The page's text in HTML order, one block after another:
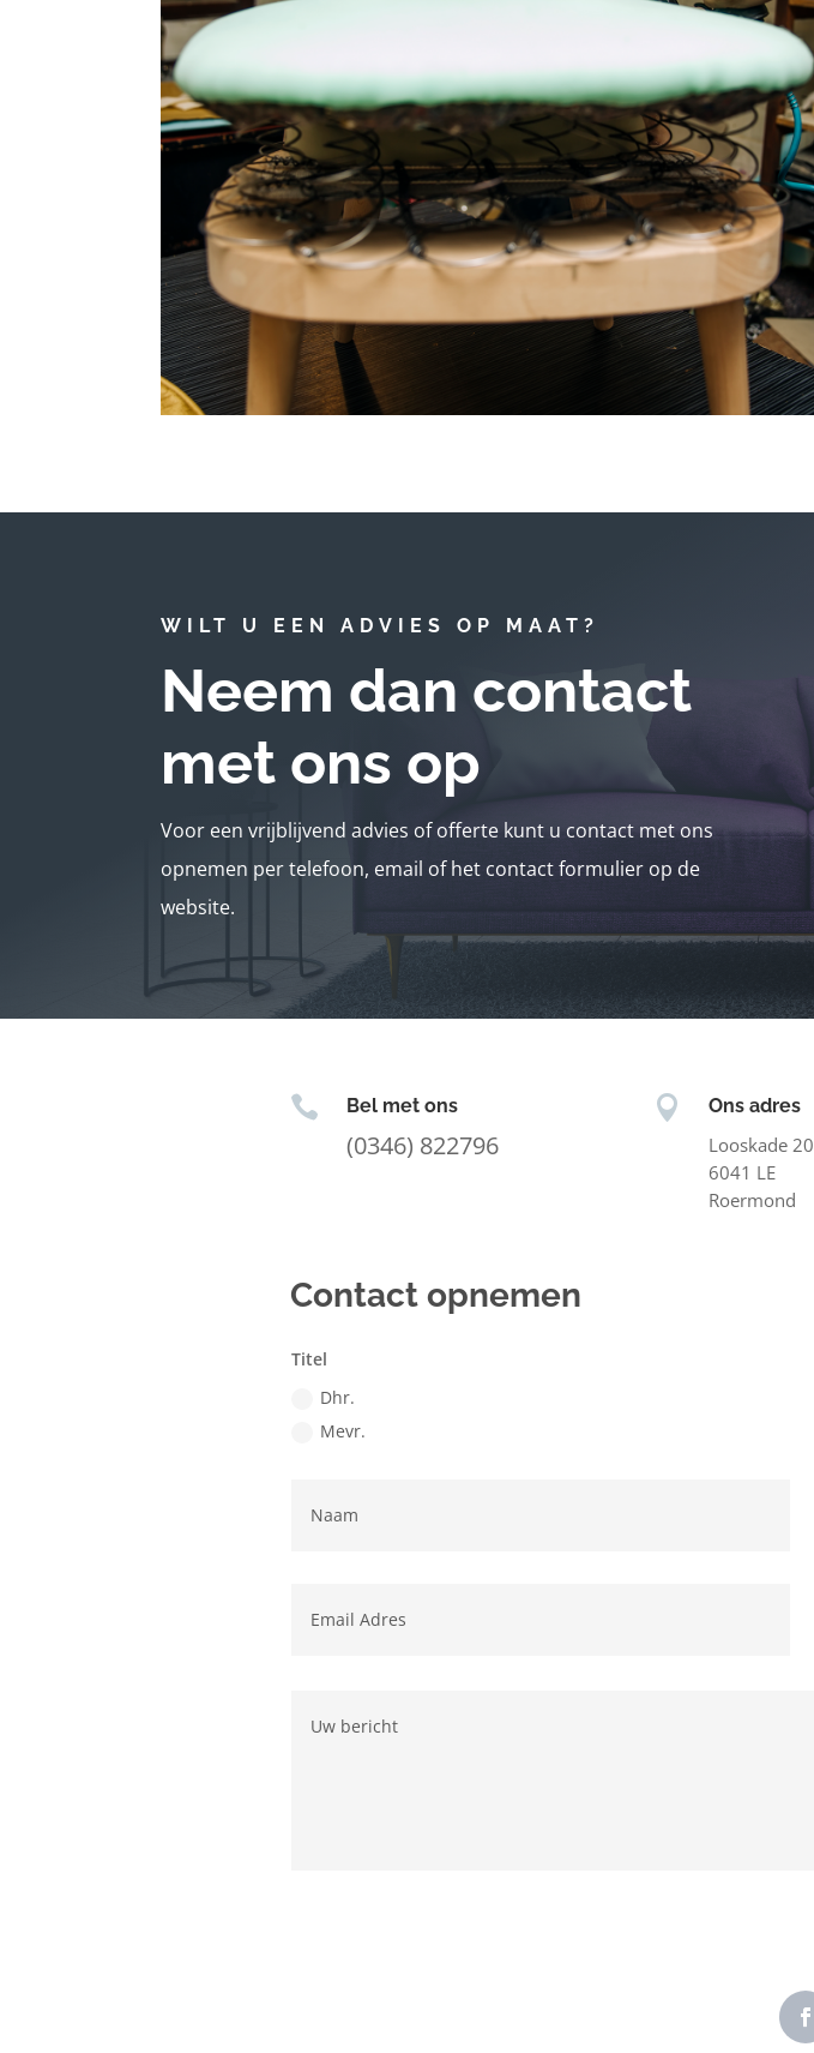
WILT U EEN ADVIES OP MAAT?
Neem dan contact
met ons op
Voor een vrijblijvend advies of offerte kunt u contact met ons
opnemen per telefoon, email of het contact formulier op de
website.
 Bel met ons
(0346) 822796
 Ons adres
Looskade 20
6041 LE
Roermond
Contact opnemen
Titel
Dhr.
Mevr.